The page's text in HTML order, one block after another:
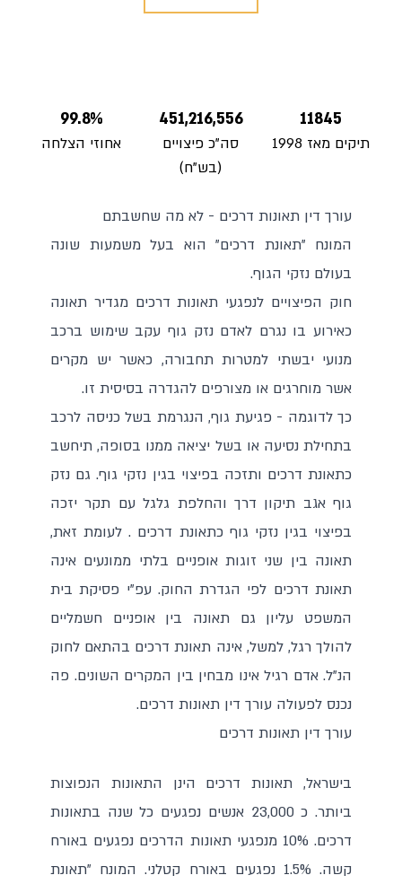
99.8%
אחוזי הצלחה
451,216,556
סה"כ פיצויים
(בש"ח)
11845
תיקים מאז 1998
עורך דין תאונות דרכים - לא מה שחשבתם
המונח "תאונת דרכים" הוא בעל משמעות שונה
בעולם נזקי הגוף.
חוק הפיצויים לנפגעי תאונות דרכים מגדיר תאונה
כאירוע בו נגרם לאדם נזק גוף עקב שימוש ברכב
מנועי יבשתי למטרות תחבורה, כאשר יש מקרים
אשר מוחרגים או מצורפים להגדרה בסיסית זו.
כך לדוגמה - פגיעת גוף, הנגרמת בשל כניסה לרכב
בתחילת נסיעה או בשל יציאה ממנו בסופה, תיחשב
כתאונת דרכים ותזכה בפיצוי בגין נזקי גוף. גם נזק
גוף אגב תיקון דרך והחלפת גלגל עם תקר יזכה
בפיצוי בגין נזקי גוף כתאונת דרכים . לעומת זאת,
תאונה בין שני זוגות אופניים בלתי ממונעים אינה
תאונת דרכים לפי הגדרת החוק. עפ"י פסיקת בית
המשפט עליון גם תאונה בין אופניים חשמליים
להולך רגל, למשל, אינה תאונת דרכים בהתאם לחוק
הנ"ל. אדם רגיל אינו מבחין בין המקרים השונים. פה
נכנס לפעולה עורך דין תאונות דרכים.
עורך דין תאונות דרכים
בישראל, תאונות דרכים הינן התאונות הנפוצות
ביותר. כ 23,000 אנשים נפגעים כל שנה בתאונות
דרכים. 10% מנפגעי תאונות הדרכים נפגעים באורח
קשה. 1.5% נפגעים באורח קטלני. המונח "תאונת